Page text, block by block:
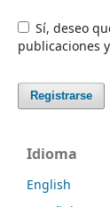
Sí, deseo
publicaciones
Registrarse
Idioma
English